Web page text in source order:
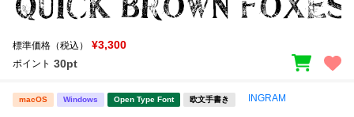
標準価格（税込） ¥3,300
ポイント 30pt
macOS Windows Open Type Font 欧文手書き INGRAM